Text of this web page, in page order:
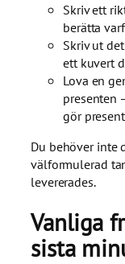
Skriv ett
berätta
Skriv ut
ett kuvert
Lova en
presenten
gör
Du behöver inte
välformulerad
levererades.
Vanliga
sista